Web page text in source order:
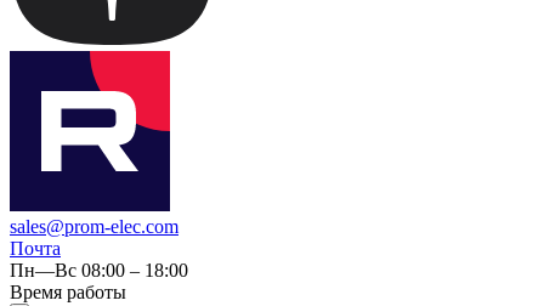
sales@prom-elec.com
Почта
Пн—Вс 08:00 – 18:00
Время работы